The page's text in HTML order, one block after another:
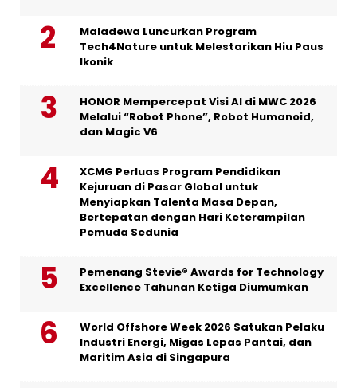
Maladewa Luncurkan Program
Tech4Nature untuk Melestarikan Hiu Paus
Ikonik
HONOR Mempercepat Visi AI di MWC 2026
Melalui “Robot Phone”, Robot Humanoid,
dan Magic V6
XCMG Perluas Program Pendidikan
Kejuruan di Pasar Global untuk
Menyiapkan Talenta Masa Depan,
Bertepatan dengan Hari Keterampilan
Pemuda Sedunia
Pemenang Stevie® Awards for Technology
Excellence Tahunan Ketiga Diumumkan
World Offshore Week 2026 Satukan Pelaku
Industri Energi, Migas Lepas Pantai, dan
Maritim Asia di Singapura